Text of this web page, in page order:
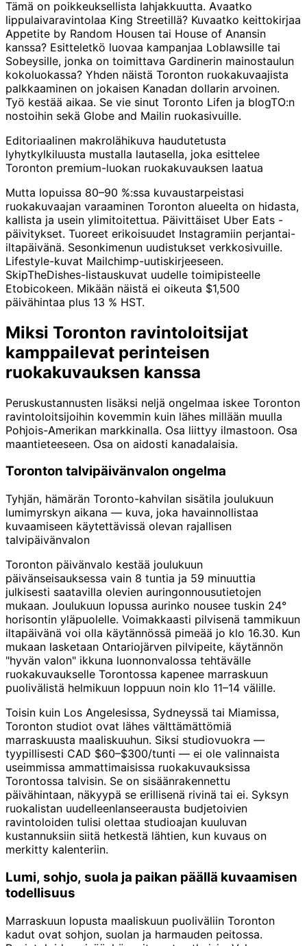
Tämä on poikkeuksellista lahjakkuutta. Avaatko
lippulaivaravintolaa King Streetillä? Kuvaatko keittokirjaa
Appetite by Random Housen tai House of Anansin
kanssa? Esitteletkö luovaa kampanjaa Loblawsille tai
Sobeysille, jonka on toimittava Gardinerin mainostaulun
kokoluokassa? Yhden näistä Toronton ruokakuvaajista
palkkaaminen on jokaisen Kanadan dollarin arvoinen.
Työ kestää aikaa. Se vie sinut Toronto Lifen ja blogTO:n
nostoihin sekä Globe and Mailin ruokasivuille.
Editoriaalinen makrolähikuva haudutetusta
lyhytkylkiluusta mustalla lautasella, joka esittelee
Toronton premium-luokan ruokakuvauksen laatua
Mutta lopuissa 80–90 %:ssa kuvaustarpeistasi
ruokakuvaajan varaaminen Toronton alueelta on hidasta,
kallista ja usein ylimitoitettua. Päivittäiset Uber Eats -
päivitykset. Tuoreet erikoisuudet Instagramiin perjantai-
iltapäivänä. Sesonkimenun uudistukset verkkosivuille.
Lifestyle-kuvat Mailchimp-uutiskirjeeseen.
SkipTheDishes-listauskuvat uudelle toimipisteelle
Etobicokeen. Mikään näistä ei oikeuta $1,500
päivähintaa plus 13 % HST.
Miksi Toronton ravintoloitsijat
kamppailevat perinteisen
ruokakuvauksen kanssa
Peruskustannusten lisäksi neljä ongelmaa iskee Toronton
ravintoloitsijoihin kovemmin kuin lähes millään muulla
Pohjois-Amerikan markkinalla. Osa liittyy ilmastoon. Osa
maantieteeseen. Osa on aidosti kanadalaisia.
Toronton talvipäivänvalon ongelma
Tyhjän, hämärän Toronto-kahvilan sisätila joulukuun
lumimyrskyn aikana — kuva, joka havainnollistaa
kuvaamiseen käytettävissä olevan rajallisen
talvipäivänvalon
Toronton päivänvalo kestää joulukuun
päivänseisauksessa vain 8 tuntia ja 59 minuuttia
julkisesti saatavilla olevien auringonnousutietojen
mukaan. Joulukuun lopussa aurinko nousee tuskin 24°
horisontin yläpuolelle. Voimakkaasti pilvisenä tammikuun
iltapäivänä voi olla käytännössä pimeää jo klo 16.30. Kun
mukaan lasketaan Ontariojärven pilvipeite, käytännön
"hyvän valon" ikkuna luonnonvalossa tehtävälle
ruokakuvaukselle Torontossa kapenee marraskuun
puolivälistä helmikuun loppuun noin klo 11–14 välille.
Toisin kuin Los Angelesissa, Sydneyssä tai Miamissa,
Toronton studiot ovat lähes välttämättömiä
marraskuusta maaliskuuhun. Siksi studiovuokra —
tyypillisesti CAD $60–$300/tunti — ei ole valinnaista
useimmissa ammattimaisissa ruokakuvauksissa
Torontossa talvisin. Se on sisäänrakennettu
päivähintaan, näkyypä se erillisenä rivinä tai ei. Syksyn
ruokalistan uudelleenlanseerausta budjetoivien
ravintoloiden tulisi olettaa studioajan kuuluvan
kustannuksiin siitä hetkestä lähtien, kun kuvaus on
merkitty kalenteriin.
Lumi, sohjo, suola ja paikan päällä kuvaamisen
todellisuus
Marraskuun lopusta maaliskuun puoliväliin Toronton
kadut ovat sohjon, suolan ja harmauden peitossa.